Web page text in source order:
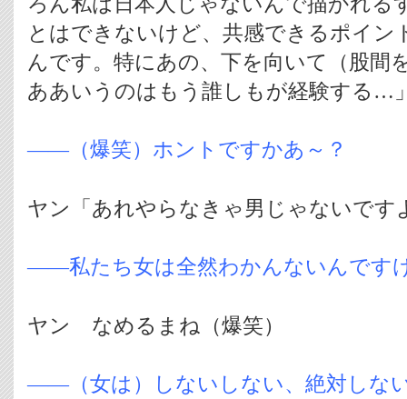
とはできないけど、共感できるポイン
んです。特にあの、下を向いて（股間
ああいうのはもう誰しもが経験する…
――（爆笑）ホントですかあ～？
ヤン「あれやらなきゃ男じゃないです
――私たち女は全然わかんないんです
ヤン なめるまね（爆笑）
――（女は）しないしない、絶対しな